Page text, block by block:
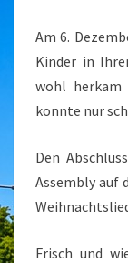
Am 6.
Kinder in
wohl herkam
konnte nur
Den
Assembly auf
Frisch und